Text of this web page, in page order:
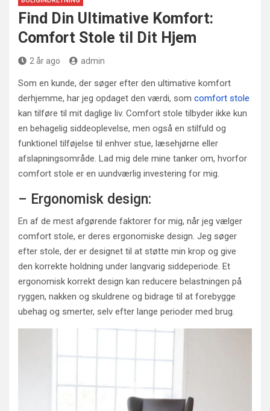
Find Din Ultimative Komfort:
Comfort Stole til Dit Hjem
2 år ago admin
Som en kunde, der søger efter den ultimative komfort
derhjemme, har jeg opdaget den værdi, som comfort stole
kan tilføre til mit daglige liv. Comfort stole tilbyder ikke kun
en behagelig siddeoplevelse, men også en stilfuld og
funktionel tilføjelse til enhver stue, læsehjørne eller
afslapningsområde. Lad mig dele mine tanker om, hvorfor
comfort stole er en uundværlig investering for mig.
– Ergonomisk design:
En af de mest afgørende faktorer for mig, når jeg vælger
comfort stole, er deres ergonomiske design. Jeg søger
efter stole, der er designet til at støtte min krop og give
den korrekte holdning under langvarig siddeperiode. Et
ergonomisk korrekt design kan reducere belastningen på
ryggen, nakken og skuldrene og bidrage til at forebygge
ubehag og smerter, selv efter lange perioder med brug.